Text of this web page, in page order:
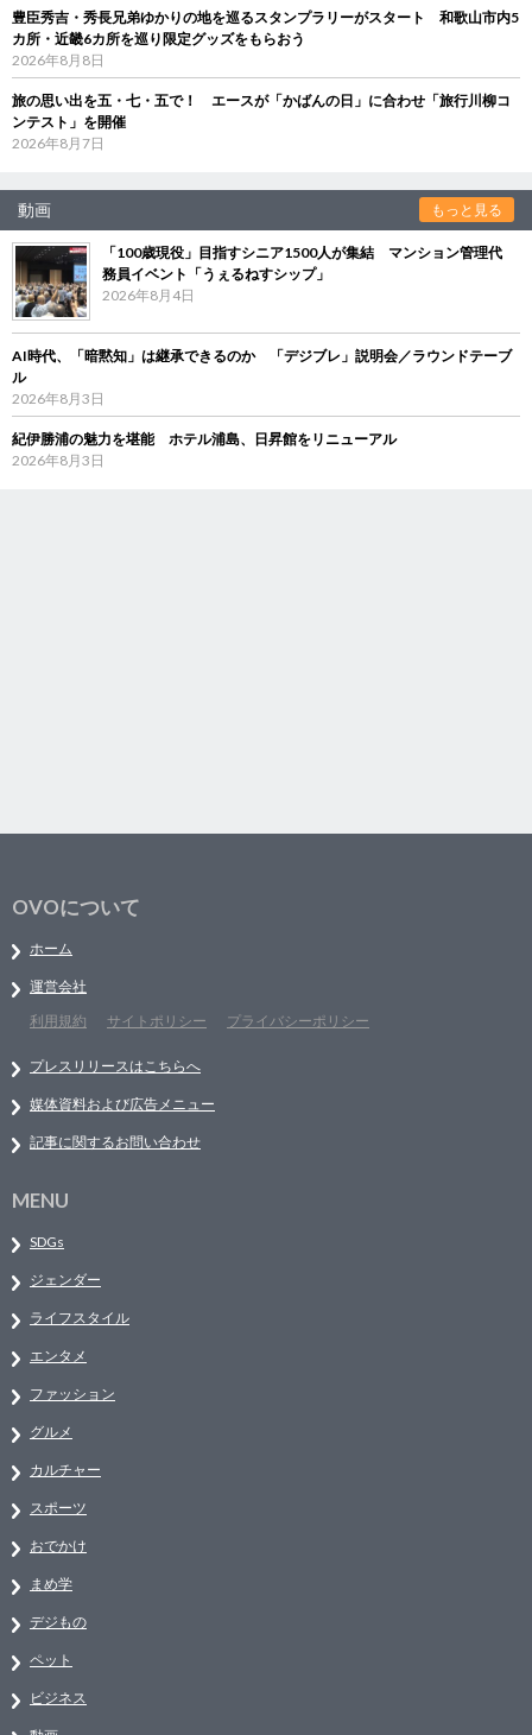
豊臣秀吉・秀長兄弟ゆかりの地を巡るスタンプラリーがスタート 和歌山市内5
カ所・近畿6カ所を巡り限定グッズをもらおう
2026年8月8日
旅の思い出を五・七・五で！ エースが「かばんの日」に合わせ「旅行川柳コ
ンテスト」を開催
2026年8月7日
動画 もっと見る
「100歳現役」目指すシニア1500人が集結 マンション管理代
務員イベント「うぇるねすシップ」
2026年8月4日
AI時代、「暗黙知」は継承できるのか 「デジブレ」説明会／ラウンドテーブ
ル
2026年8月3日
紀伊勝浦の魅力を堪能 ホテル浦島、日昇館をリニューアル
2026年8月3日
OVOについて
ホーム
運営会社
利用規約
サイトポリシー プライバシーポリシー
プレスリリースはこちらへ
媒体資料および広告メニュー
記事に関するお問い合わせ
MENU
SDGs
ジェンダー
ライフスタイル
エンタメ
ファッション
グルメ
カルチャー
スポーツ
おでかけ
まめ学
デジもの
ペット
ビジネス